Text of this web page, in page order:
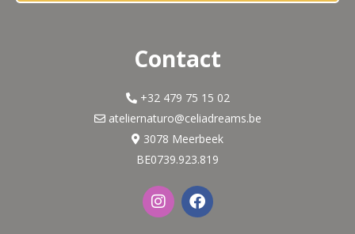
Contact
+32 479 75 15 02
ateliernaturo@celiadreams.be
3078 Meerbeek
BE0739.923.819
I
n
s
F
a
c